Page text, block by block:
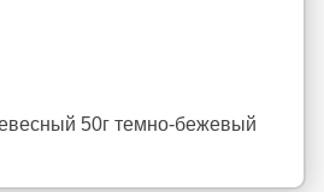
50г темно-бежевый